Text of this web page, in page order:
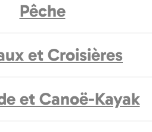
Pêche
et Croisières
et Canoë-Kayak